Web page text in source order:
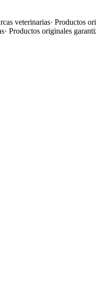
veterinarias· Productos
· Productos originales